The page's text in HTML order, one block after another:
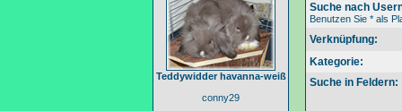
Teddywidder havanna-weiß
conny29
Suche nach
Benutzen Sie * als
Verknüpfung:
Kategorie:
Suche in Feldern: